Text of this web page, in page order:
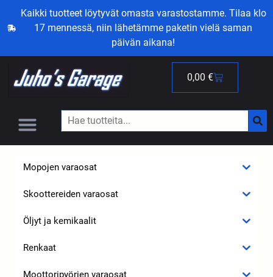
Kaikki tuotteet löytyvät omasta varastostamme. Tilaa klo
17 mennessä, niin lähetämme paketin vielä saman
päivän aikana!
0,00 €
Mopojen varaosat
Skoottereiden varaosat
Öljyt ja kemikaalit
Renkaat
Moottoripyörien varaosat